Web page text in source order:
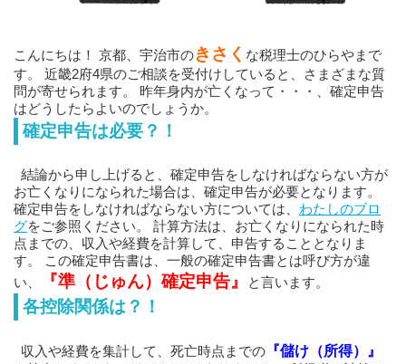
こんにちは！ 京都、宇治市のきさく な税理士のひらやまで
す。 近畿2府4県のご相談を受付けしていると、さまざまな質
問が寄せられます。 昨年身内が亡くなって・・・、確定申告
はどうしたらよいのでしょうか。
確定申告は必要？！
結論から申し上げると、確定申告をしなければならない方が
お亡くなりになられた場合は、確定申告が必要となります。
確定申告をしなければならない方については、 わたしのブロ
グをご参照ください。 計算方法は、お亡くなりになられた時
点までの、収入や経費を計算して、申告することとなりま
す。 この確定申告書は、一般の確定申告書とは呼び方が違
い、
『準（じゅん）確定申告』 と言います。
各控除関係は？！
収入や経費を集計して、死亡時点までの 『儲け（所得）』